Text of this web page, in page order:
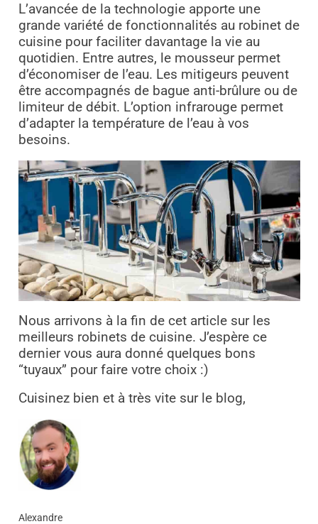
L’avancée de la technologie apporte une
grande variété de fonctionnalités au robinet de
cuisine pour faciliter davantage la vie au
quotidien. Entre autres, le mousseur permet
d’économiser de l’eau. Les mitigeurs peuvent
être accompagnés de bague anti-brûlure ou de
limiteur de débit. L’option infrarouge permet
d’adapter la température de l’eau à vos
besoins.
Nous arrivons à la fin de cet article sur les
meilleurs robinets de cuisine. J’espère ce
dernier vous aura donné quelques bons
“tuyaux” pour faire votre choix :)
Cuisinez bien et à très vite sur le blog,
Alexandre